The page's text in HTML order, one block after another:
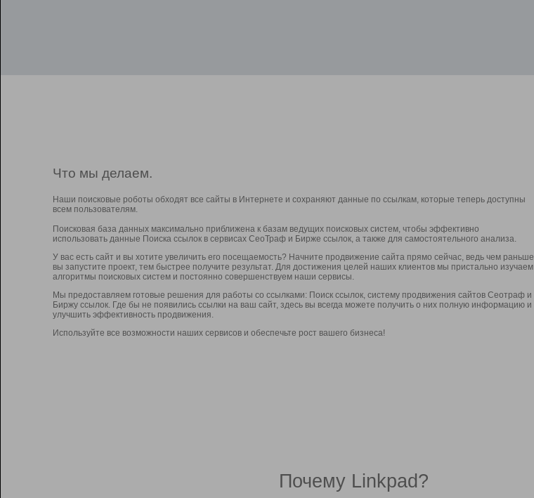
Что мы делаем.
Наши поисковые роботы обходят все сайты в Интернете и сохраняют данные по ссылкам, которые теперь доступны
всем пользователям.
Поисковая база данных максимально приближена к базам ведущих поисковых систем, чтобы эффективно
использовать данные Поиска ссылок в сервисах СеоТраф и Бирже ссылок, а также для самостоятельного анализа.
У вас есть сайт и вы хотите увеличить его посещаемость? Начните продвижение сайта прямо сейчас, ведь чем раньше
вы запустите проект, тем быстрее получите результат. Для достижения целей наших клиентов мы пристально изучаем
алгоритмы поисковых систем и постоянно совершенствуем наши сервисы.
Мы предоставляем готовые решения для работы со ссылками: Поиск ссылок, систему продвижения сайтов Сеотраф и
Биржу ссылок. Где бы не появились ссылки на ваш сайт, здесь вы всегда можете получить о них полную информацию и
улучшить эффективность продвижения.
Используйте все возможности наших сервисов и обеспечьте рост вашего бизнеса!
Почему Linkpad?